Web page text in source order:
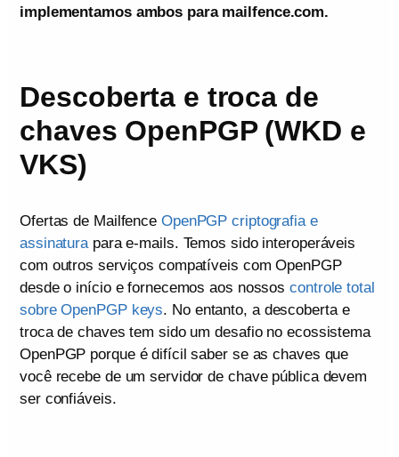
implementamos ambos para mailfence.com.
Descoberta e troca de
chaves OpenPGP (WKD e
VKS)
Ofertas de Mailfence OpenPGP criptografia e
assinaturapara e-mails. Temos sido interoperáveis
com outros serviços compatíveis com OpenPGP
desde o início e fornecemos aos nossoscontrole total
sobre OpenPGP keys. No entanto, a descoberta e
troca de chaves tem sido um desafio no ecossistema
OpenPGP porque é difícil saber se as chaves que
você recebe de um servidor de chave pública devem
ser confiáveis.